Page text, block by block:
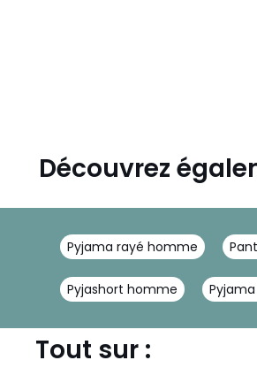
Découvrez
Pyjama rayé homme
Pyjashort homme
Tout sur :